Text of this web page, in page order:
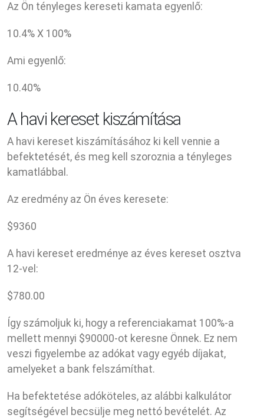
Az Ön tényleges kereseti kamata egyenlő:
10.4% X 100%
Ami egyenlő:
10.40%
A havi kereset kiszámítása
A havi kereset kiszámításához ki kell vennie a
befektetését, és meg kell szoroznia a tényleges
kamatlábbal.
Az eredmény az Ön éves keresete:
$9360
A havi kereset eredménye az éves kereset osztva
12-vel:
$780.00
Így számoljuk ki, hogy a referenciakamat 100%-a
mellett mennyi $90000-ot keresne Önnek. Ez nem
veszi figyelembe az adókat vagy egyéb díjakat,
amelyeket a bank felszámíthat.
Ha befektetése adóköteles, az alábbi kalkulátor
segítségével becsülje meg nettó bevételét. Az